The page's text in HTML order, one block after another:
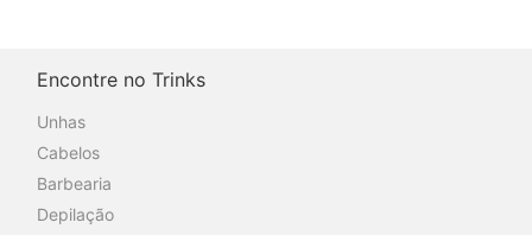
Encontre no Trinks
Unhas
Cabelos
Barbearia
Depilação